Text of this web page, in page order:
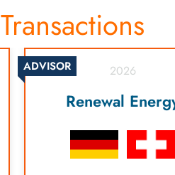
ADVISOR 2026
Renewal